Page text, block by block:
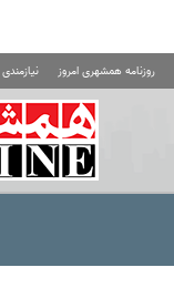
روزنامه همشهری امروز